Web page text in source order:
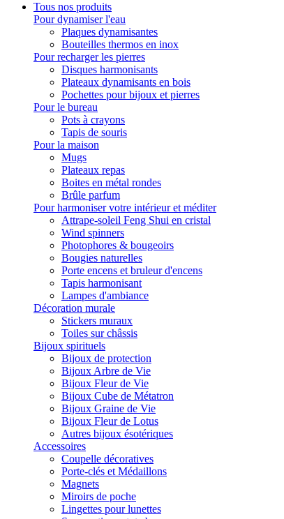
Tous nos produits
Pour dynamiser l'eau
Plaques dynamisantes
Bouteilles thermos en inox
Pour recharger les pierres
Disques harmonisants
Plateaux dynamisants en bois
Pochettes pour bijoux et pierres
Pour le bureau
Pots à crayons
Tapis de souris
Pour la maison
Mugs
Plateaux repas
Boites en métal rondes
Brûle parfum
Pour harmoniser votre intérieur et méditer
Attrape-soleil Feng Shui en cristal
Wind spinners
Photophores & bougeoirs
Bougies naturelles
Porte encens et bruleur d'encens
Tapis harmonisant
Lampes d'ambiance
Décoration murale
Stickers muraux
Toiles sur châssis
Bijoux spirituels
Bijoux de protection
Bijoux Arbre de Vie
Bijoux Fleur de Vie
Bijoux Cube de Métatron
Bijoux Graine de Vie
Bijoux Fleur de Lotus
Autres bijoux ésotériques
Accessoires
Coupelle décoratives
Porte-clés et Médaillons
Magnets
Miroirs de poche
Lingettes pour lunettes